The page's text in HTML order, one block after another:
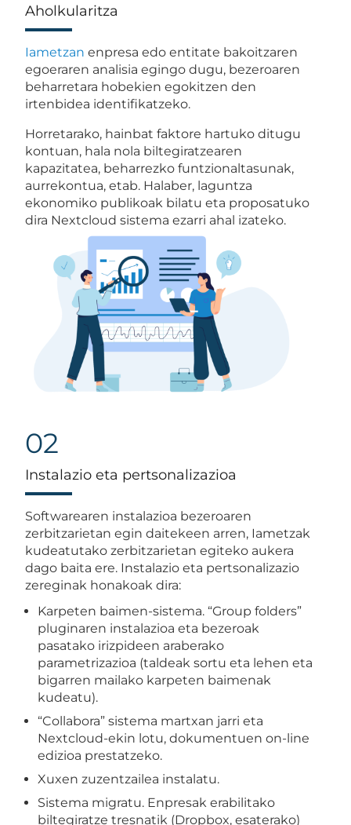
Aholkularitza
Iametzan enpresa edo entitate bakoitzaren
egoeraren analisia egingo dugu, bezeroaren
beharretara hobekien egokitzen den
irtenbidea identifikatzeko.
Horretarako, hainbat faktore hartuko ditugu
kontuan, hala nola biltegiratzearen
kapazitatea, beharrezko funtzionaltasunak,
aurrekontua, etab. Halaber, laguntza
ekonomiko publikoak bilatu eta proposatuko
dira Nextcloud sistema ezarri ahal izateko.
02
Instalazio eta pertsonalizazioa
Softwarearen instalazioa bezeroaren
zerbitzarietan egin daitekeen arren, Iametzak
kudeatutako zerbitzarietan egiteko aukera
dago baita ere. Instalazio eta pertsonalizazio
zereginak honakoak dira:
Karpeten baimen-sistema. “Group folders”
pluginaren instalazioa eta bezeroak
pasatako irizpideen araberako
parametrizazioa (taldeak sortu eta lehen eta
bigarren mailako karpeten baimenak
kudeatu).
“Collabora” sistema martxan jarri eta
Nextcloud-ekin lotu, dokumentuen on-line
edizioa prestatzeko.
Xuxen zuzentzailea instalatu.
Sistema migratu. Enpresak erabilitako
biltegiratze tresnatik (Dropbox, esaterako)